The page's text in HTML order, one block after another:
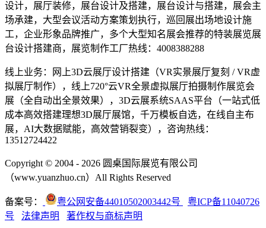
设计，展厅装修，展台设计及搭建，展台设计与搭建，展会主
场承建，大型会议活动方案策划执行，巡回展出场地设计施
工，企业形象品牌推广，多个大型知名展会推荐的特装展览展
台设计搭建商，展览制作工厂热线：4008388288
线上业务：网上3D云展厅设计搭建（VR实景展厅复刻 / VR虚
拟展厅制作），线上720°云VR全景虚拟展厅拍摄制作展览会
展（全自动出全景效果），3D云展系统SAAS平台（一站式低
成本高效搭建理想3D展厅展馆，千万模板自选，在线自主布
展，AI大数据赋能，高效营销裂变），咨询热线：
13512724422
Copyright © 2004 - 2026 圆桌国际展览有限公司
（www.yuanzhuo.cn）All Rights Reserved
备案号： 粤公网安备44010502003442号
粤ICP备11040726
号
法律声明 著作权与商标声明